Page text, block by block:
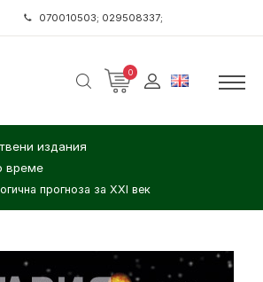
070010503; 029508337;
0
издания
време
прогноза за ХХI век